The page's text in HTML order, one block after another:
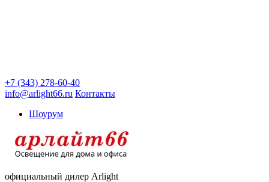
+7 (343) 278-60-40
info@arlight66.ru Контакты
Шоурум
официальный дилер Arlight